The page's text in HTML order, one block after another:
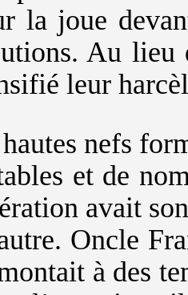
la joue
Au lieu
leur
nefs
et de
avait
Oncle
à des